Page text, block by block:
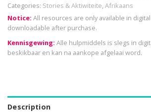
Categories: Stories & Aktiwiteite,Afrikaans
Notice: All resources are only available in
downloadable after purchase.
Kennisgewing: Alle hulpmiddels is slegs in
beskikbaar en kan na aankope afgelaai word.
Description